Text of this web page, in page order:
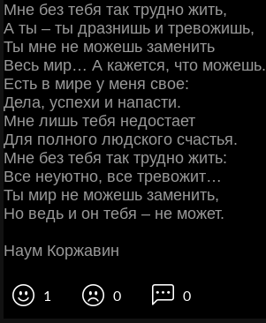
Мне без тебя так трудно жить,
А ты – ты дразнишь и тревожишь,
Ты мне не можешь заменить
Весь мир… А кажется, что можешь.
Есть в мире у меня свое:
Дела, успехи и напасти.
Мне лишь тебя недостает
Для полного людского счастья.
Мне без тебя так трудно жить:
Все неуютно, все тревожит…
Ты мир не можешь заменить,
Но ведь и он тебя – не может.
Наум Коржавин
1 0 0